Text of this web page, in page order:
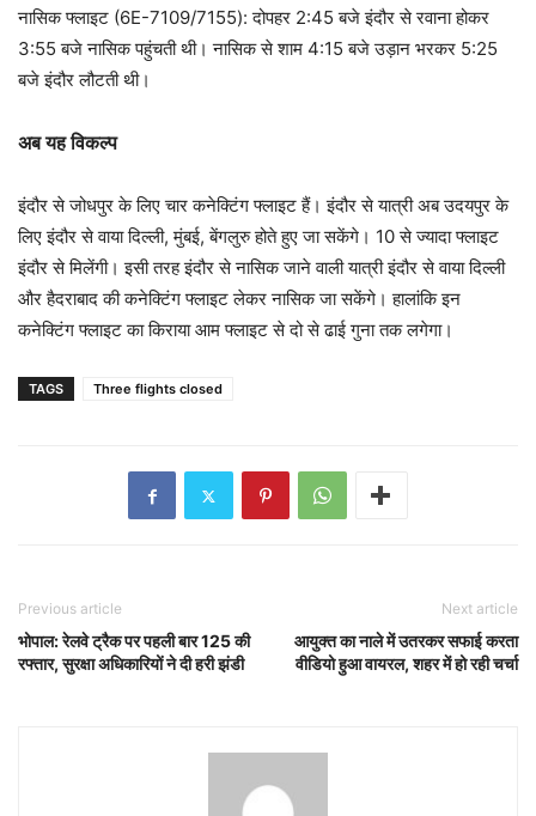
नासिक फ्लाइट (6E-7109/7155): दोपहर 2:45 बजे इंदौर से रवाना होकर
3:55 बजे नासिक पहुंचती थी। नासिक से शाम 4:15 बजे उड़ान भरकर 5:25
बजे इंदौर लौटती थी।
अब यह विकल्प
इंदौर से जोधपुर के लिए चार कनेक्टिंग फ्लाइट हैं। इंदौर से यात्री अब उदयपुर के
लिए इंदौर से वाया दिल्ली, मुंबई, बेंगलुरु होते हुए जा सकेंगे। 10 से ज्यादा फ्लाइट
इंदौर से मिलेंगी। इसी तरह इंदौर से नासिक जाने वाली यात्री इंदौर से वाया दिल्ली
और हैदराबाद की कनेक्टिंग फ्लाइट लेकर नासिक जा सकेंगे। हालांकि इन
कनेक्टिंग फ्लाइट का किराया आम फ्लाइट से दो से ढाई गुना तक लगेगा।
TAGS Three flights closed
Previous article
भोपाल: रेलवे ट्रैक पर पहली बार 125 की
रफ्तार, सुरक्षा अधिकारियों ने दी हरी झंडी
Next article
आयुक्त का नाले में उतरकर सफाई करता
वीडियो हुआ वायरल, शहर में हो रही चर्चा